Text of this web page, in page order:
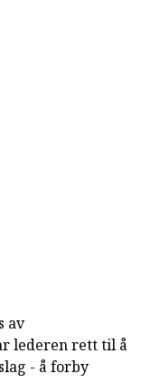
av
lederen rett til å
- å forby